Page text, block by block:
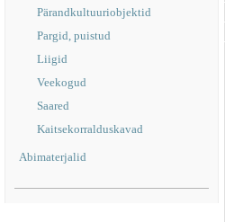
Pärandkultuuriobjektid
Pargid, puistud
Liigid
Veekogud
Saared
Kaitsekorralduskavad
Abimaterjalid